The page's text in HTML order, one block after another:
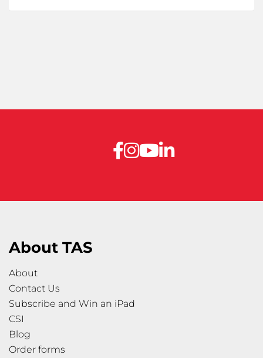
About TAS
About
Contact Us
Subscribe and Win an iPad
CSI
Blog
Order forms